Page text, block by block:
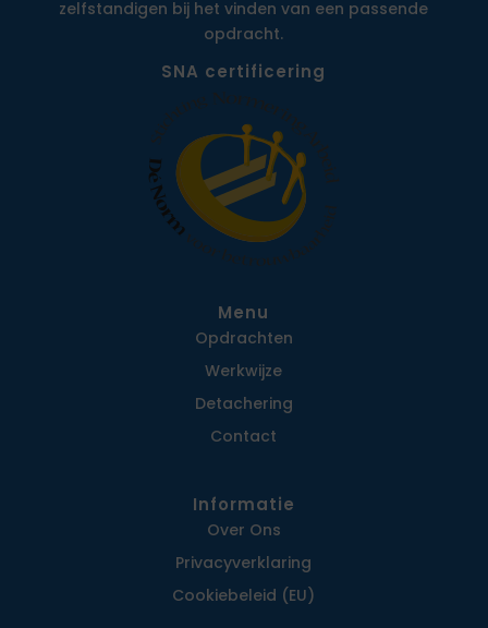
zelfstandigen bij het vinden van een passende
opdracht.
SNA certificering
Menu
Opdrachten
Werkwijze
Detachering
Contact
Informatie
Over Ons
Privacy­verklaring
Cookiebeleid (EU)